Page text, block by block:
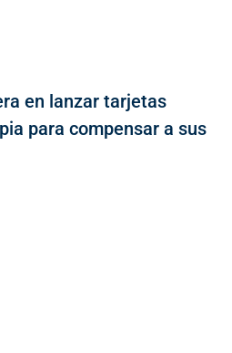
en lanzar tarjetas
para compensar a sus